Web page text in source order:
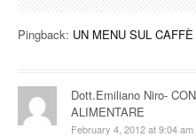
Pingback: UN MENU SUL
Dott.Emiliano Niro-
ALIMENTARE
February 4, 2012 at 9:04 am